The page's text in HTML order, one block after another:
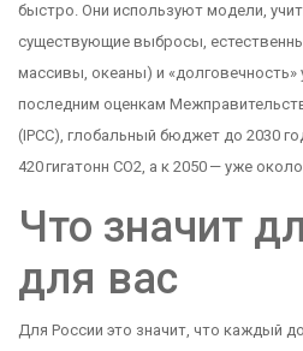
быстро. Они используют модели,
существующие выбросы,
массивы, океаны) и
последним оценкам
(IPCC), глобальный бюджет до 2030
420 гигатонн CO2, а к 2050 — уже
Что значит
для вас
Для России это значит, что каждый